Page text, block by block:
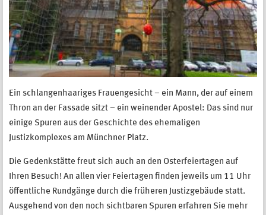
Ein schlangenhaariges Frauengesicht – ein Mann, der auf einem
Thron an der Fassade sitzt – ein weinender Apostel: Das sind nur
einige Spuren aus der Geschichte des ehemaligen
Justizkomplexes am Münchner Platz.
Die Gedenkstätte freut sich auch an den Osterfeiertagen auf
Ihren Besuch! An allen vier Feiertagen finden jeweils um 11 Uhr
öffentliche Rundgänge durch die früheren Justizgebäude statt.
Ausgehend von den noch sichtbaren Spuren erfahren Sie mehr